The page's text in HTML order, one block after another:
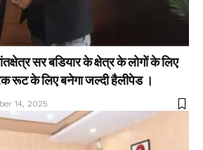
सर बडियार के क्षेत्र के लोगों के लिए
रूट के लिए बनेगा जल्दी हैलीपेड ।
14, 2025